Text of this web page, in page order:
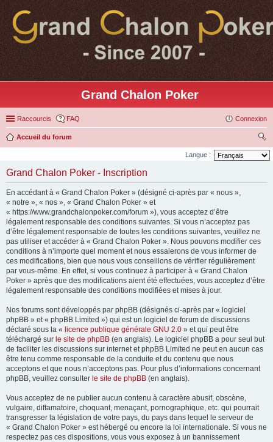
Grand Chalon Poker
Raccourcis FAQ Connexion
Accueil du forum
ec
ch
Langue :
Grand Chalon Poker - Inscription
En accédant à « Grand Chalon Poker » (désigné ci-après par « nous »,
« notre », « nos », « Grand Chalon Poker » et
« https://www.grandchalonpoker.com/forum »), vous acceptez d’être
légalement responsable des conditions suivantes. Si vous n’acceptez pas
d’être légalement responsable de toutes les conditions suivantes, veuillez ne
pas utiliser et accéder à « Grand Chalon Poker ». Nous pouvons modifier ces
conditions à n’importe quel moment et nous essaierons de vous informer de
ces modifications, bien que nous vous conseillons de vérifier régulièrement
par vous-même. En effet, si vous continuez à participer à « Grand Chalon
Poker » après que des modifications aient été effectuées, vous acceptez d’être
légalement responsable des conditions modifiées et mises à jour.
Nos forums sont développés par phpBB (désignés ci-après par « logiciel
phpBB » et « phpBB Limited ») qui est un logiciel de forum de discussions
déclaré sous la « licence publique générale GNU 2.0 » et qui peut être
téléchargé sur le site de phpBB (en anglais). Le logiciel phpBB a pour seul but
de faciliter les discussions sur internet et phpBB Limited ne peut en aucun cas
être tenu comme responsable de la conduite et du contenu que nous
acceptons et que nous n’acceptons pas. Pour plus d’informations concernant
phpBB, veuillez consulter le site de phpBB (en anglais).
Vous acceptez de ne publier aucun contenu à caractère abusif, obscène,
vulgaire, diffamatoire, choquant, menaçant, pornographique, etc. qui pourrait
transgresser la législation de votre pays, du pays dans lequel le serveur de
« Grand Chalon Poker » est hébergé ou encore la loi internationale. Si vous ne
respectez pas ces dispositions, vous vous exposez à un bannissement